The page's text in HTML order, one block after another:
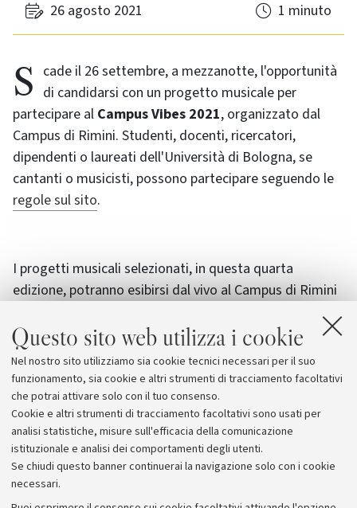
Questo sito web utilizza i cookie
Nel nostro sito utilizziamo sia cookie tecnici necessari per il suo
funzionamento, sia cookie e altri strumenti di tracciamento facoltativi
che potrai attivare solo con il tuo consenso.
Cookie e altri strumenti di tracciamento facoltativi sono usati per
analisi statistiche, misure sull'efficacia della comunicazione
istituzionale e analisi dei comportamenti degli utenti.
Se chiudi questo banner continuerai la navigazione solo con i cookie
necessari.
26 agosto 2021 1 minuto
Scade il 26 settembre, a mezzanotte, l'opportunità di candidarsi con un progetto musicale per
partecipare al Campus Vibes 2021, organizzato dal
Campus di Rimini. Studenti, docenti, ricercatori,
dipendenti o laureati dell'Università di Bologna, se
cantanti o musicisti, possono partecipare seguendo le
regole sul sito.
I progetti musicali selezionati, in questa quarta
edizione, potranno esibirsi dal vivo al Campus di Rimini
Ottobre 2021. Le esibizioni verranno trasmesse in
streaming nei canali social di Ateneo. Tutti gli artisti
selezionati riceveranno in premio il video della propria
esibizione.
Archivio